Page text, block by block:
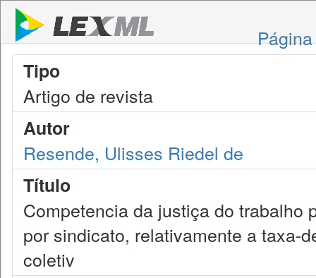
Tipo
Artigo de revista
Autor
Resende, Ulisses Riedel de
Título
Competencia da justiça do trabalho
por sindicato, relativamente a taxa-
coletiv